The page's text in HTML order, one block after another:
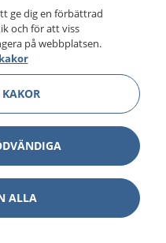
ge dig en förbättrad
och för att viss
på webbplatsen.
ALLA